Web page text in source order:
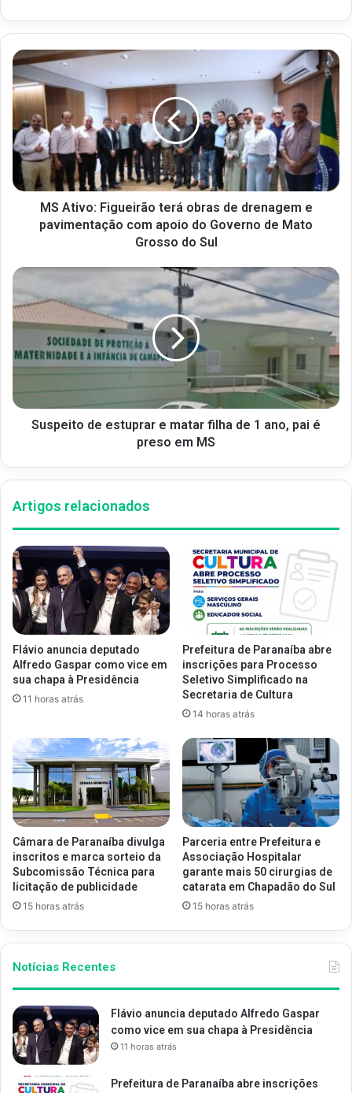
MS Ativo: Figueirão terá obras de drenagem e
pavimentação com apoio do Governo de Mato
Grosso do Sul
Suspeito de estuprar e matar filha de 1 ano, pai é
preso em MS
Artigos relacionados
Flávio anuncia deputado
Alfredo Gaspar como vice em
sua chapa à Presidência
11 horas atrás
Prefeitura de Paranaíba abre
inscrições para Processo
Seletivo Simplificado na
Secretaria de Cultura
14 horas atrás
Câmara de Paranaíba divulga
inscritos e marca sorteio da
Subcomissão Técnica para
licitação de publicidade
15 horas atrás
Parceria entre Prefeitura e
Associação Hospitalar
garante mais 50 cirurgias de
catarata em Chapadão do Sul
15 horas atrás
Notícias Recentes
Flávio anuncia deputado Alfredo Gaspar
como vice em sua chapa à Presidência
11 horas atrás
Prefeitura de Paranaíba abre inscrições